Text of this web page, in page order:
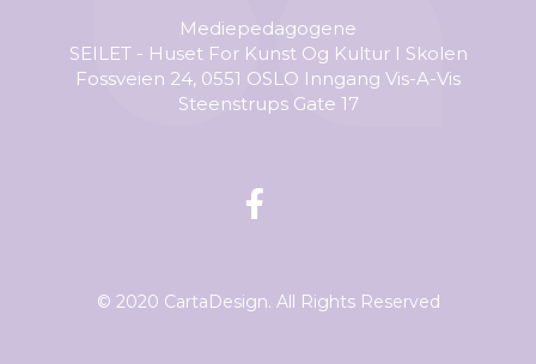
Mediepedagogene
SEILET - Huset For Kunst Og Kultur I Skolen
Fossveien 24, 0551 OSLO Inngang Vis-A-Vis
Steenstrups Gate 17
© 2020 CartaDesign. All Rights Reserved